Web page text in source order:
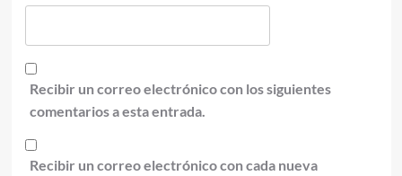
Recibir un correo electrónico con los siguientes
comentarios a esta entrada.
Recibir un correo electrónico con cada nueva